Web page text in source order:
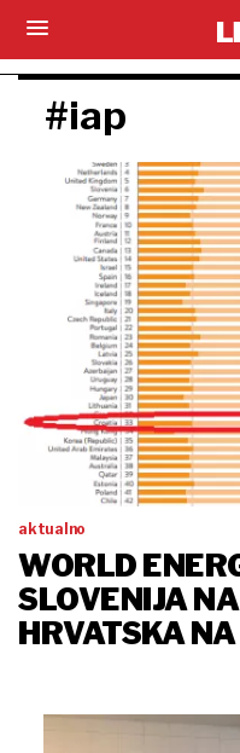
#iap
aktualno
WORLD
SLOVENIJA
HRVATSKA